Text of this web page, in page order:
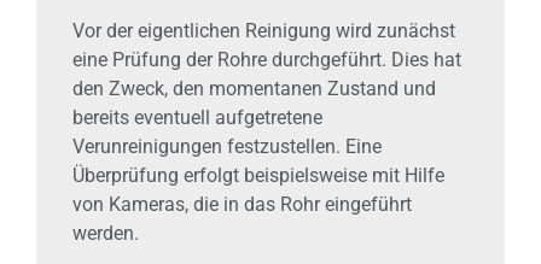
Vor der eigentlichen Reinigung wird zunächst
eine Prüfung der Rohre durchgeführt. Dies hat
den Zweck, den momentanen Zustand und
bereits eventuell aufgetretene
Verunreinigungen festzustellen. Eine
Überprüfung erfolgt beispielsweise mit Hilfe
von Kameras, die in das Rohr eingeführt
werden.